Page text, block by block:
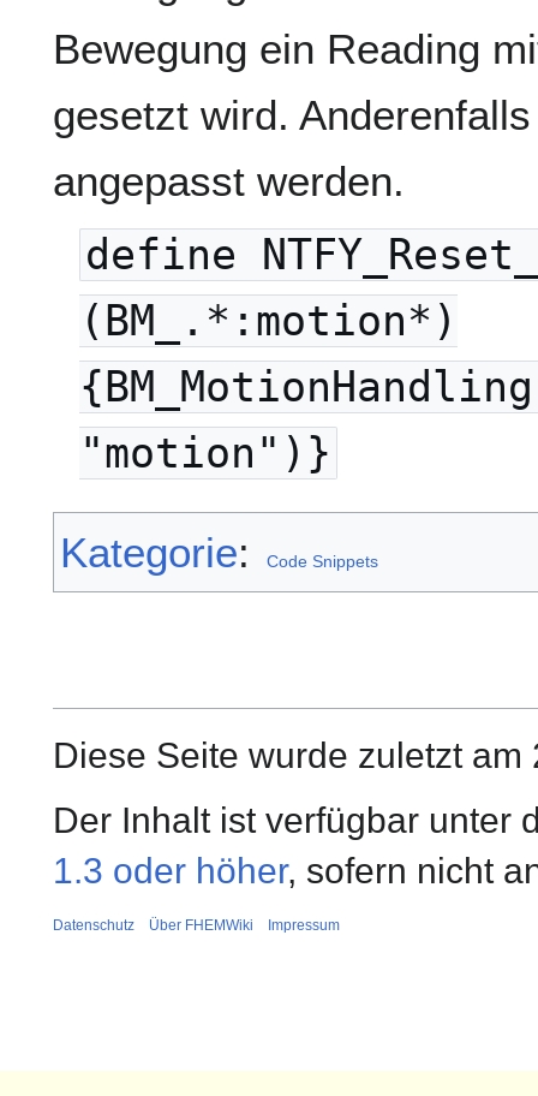
Bewegung ein Reading
gesetzt wird.
angepasst werden.
define
(BM_.*:motion*)
"motion")}
Kategorie: Code Snippets
Diese Seite wurde zuletzt
Der Inhalt ist verfügbar unter
1.3 oder höher, sofern nicht
Datenschutz Über FHEMWiki Impressum